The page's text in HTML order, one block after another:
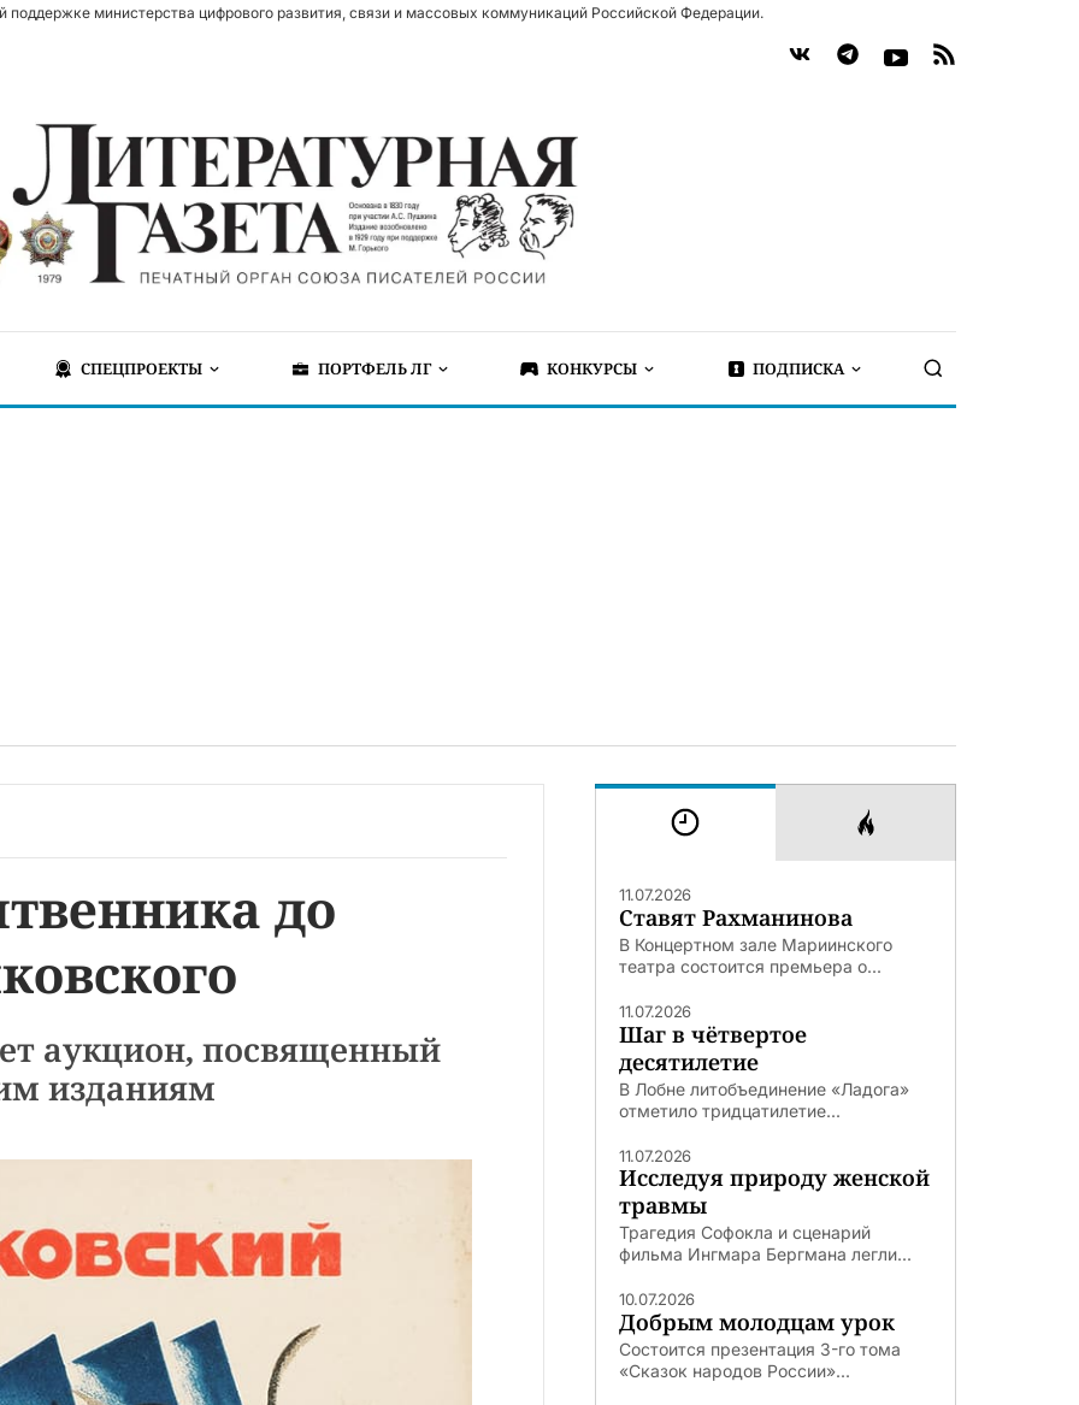
поддержке министерства цифрового развития, связи и массовых коммуникаций Российской Федерации.
СПЕЦПРОЕКТЫ ПОРТФЕЛЬ ЛГ КОНКУРСЫ ПОДПИСКА
до
аукцион, посвященный
изданиям
11.07.2026
Ставят Рахманинова
В Концертном зале Мариинского
театра состоится премьера о...
11.07.2026
Шаг в чётвертое
десятилетие
В Лобне литобъединение «Ладога»
отметило тридцатилетие...
11.07.2026
Исследуя природу женской
травмы
Трагедия Софокла и сценарий
фильма Ингмара Бергмана легли...
10.07.2026
Добрым молодцам урок
Состоится презентация 3-го тома
«Сказок народов России»...